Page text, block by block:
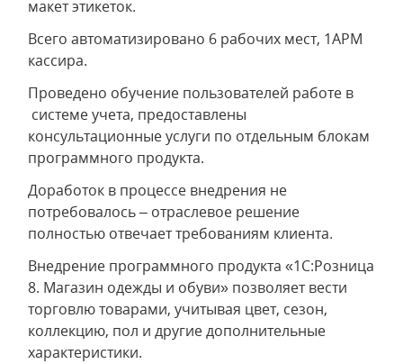
макет этикеток.
Всего автоматизировано 6 рабочих мест, 1АРМ
кассира.
Проведено обучение пользователей работе в
системе учета, предоставлены
консультационные услуги по отдельным блокам
программного продукта.
Доработок в процессе внедрения не
потребовалось – отраслевое решение
полностью отвечает требованиям клиента.
Внедрение программного продукта «1С:Розница
8. Магазин одежды и обуви» позволяет вести
торговлю товарами, учитывая цвет, сезон,
коллекцию, пол и другие дополнительные
характеристики.